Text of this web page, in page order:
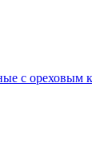
c ореховым